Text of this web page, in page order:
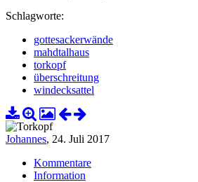
Schlagworte:
gottesackerwände
mahdtalhaus
torkopf
überschreitung
windecksattel
Johannes, 24. Juli 2017
Kommentare
Information